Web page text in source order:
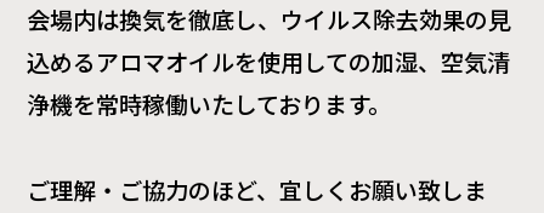
会場内は換気を徹底し、ウイルス除去効果の見
込めるアロマオイルを使用しての加湿、空気清
浄機を常時稼働いたしております。
ご理解・ご協力のほど、宜しくお願い致しま